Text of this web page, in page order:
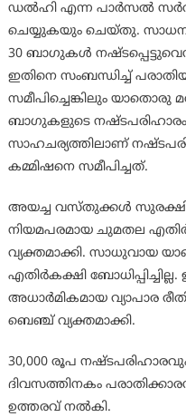
ഡൽഹി എന്ന പാർസൽ
ചെയ്യുകയും ചെയ്തു.
30 ബാഗുകൾ
ഇതിനെ സംബന്ധിച്ച്
സമീപിച്ചെങ്കിലും യാതൊരു
ബാഗുകളുടെ
സാഹചര്യത്തിലാണ്
കമ്മിഷനെ സമീപിച്ചത്.
അയച്ച വസ്തുക്കൾ
നിയമപരമായ ചുമതല
വ്യക്തമാക്കി. സാധുവായ
എതിർകക്ഷി
അധാർമികമായ വ്യാപാര
ബെഞ്ച് വ്യക്തമാക്കി.
30,000 രൂപ
ദിവസത്തിനകം
ഉത്തരവ് നൽകി.